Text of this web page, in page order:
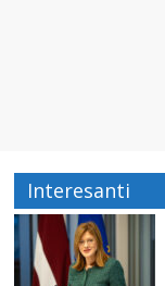
Interesanti